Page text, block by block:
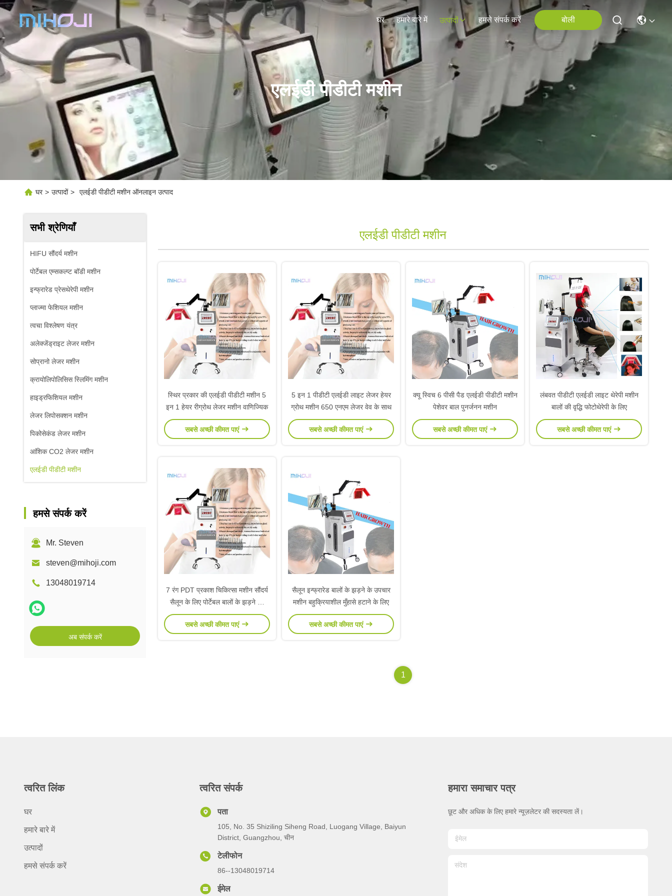
घर हमारे बारे में उत्पादों हमसे संपर्क करें बोली
एलईडी पीडीटी मशीन
घर > उत्पादों > एलईडी पीडीटी मशीन ऑनलाइन उत्पाद
सभी श्रेणियाँ
HIFU सौंदर्य मशीन
पोर्टेबल एम्सकल्प्ट बॉडी मशीन
इन्फ्रारेड प्रेसथेरेपी मशीन
प्लाज्मा फेशियल मशीन
त्वचा विश्लेषण यंत्र
अलेक्जेंड्राइट लेजर मशीन
सोप्रानो लेजर मशीन
क्रायोलिपोलिसिस स्लिमिंग मशीन
हाइड्रफिशियल मशीन
लेजर लिपोसक्शन मशीन
पिकोसेकंड लेजर मशीन
आंशिक CO2 लेजर मशीन
एलईडी पीडीटी मशीन
हमसे संपर्क करें
Mr. Steven
steven@mihoji.com
13048019714
अब संपर्क करें
एलईडी पीडीटी मशीन
स्थिर प्रकार की एलईडी पीडीटी मशीन 5
इन 1 हेयर रीग्रोथ लेजर मशीन वाणिज्यिक
सबसे अच्छी कीमत पाएं
5 इन 1 पीडीटी एलईडी लाइट लेजर हेयर
ग्रोथ मशीन 650 एनएम लेजर वेव के साथ
सबसे अच्छी कीमत पाएं
क्यू स्विच 6 पीसी पैड एलईडी पीडीटी मशीन
पेशेवर बाल पुनर्जनन मशीन
सबसे अच्छी कीमत पाएं
लंबवत पीडीटी एलईडी लाइट थेरेपी मशीन
बालों की वृद्धि फोटोथेरेपी के लिए
सबसे अच्छी कीमत पाएं
7 रंग PDT प्रकाश चिकित्सा मशीन सौंदर्य
सैलून के लिए पोर्टेबल बालों के झड़ने का
उपचार
सबसे अच्छी कीमत पाएं
सैलून इन्फ्रारेड बालों के झड़ने के उपचार
मशीन बहुक्रियाशील मुँहासे हटाने के लिए
सबसे अच्छी कीमत पाएं
1
त्वरित लिंक
घर
हमारे बारे में
उत्पादों
हमसे संपर्क करें
त्वरित संपर्क
पता
105, No. 35 Shiziling Siheng Road, Luogang Village, Baiyun
District, Guangzhou, चीन
टेलीफोन
86--13048019714
ईमेल
हमारा समाचार पत्र
छूट और अधिक के लिए हमारे न्यूज़लेटर की सदस्यता लें।